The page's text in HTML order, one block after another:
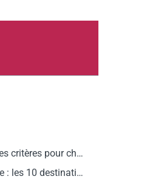
Harnais wing foil : les critères pour choisir l’équipement adapté aux femmes
Voyage de noce idée : les 10 destinations romantiques selon votre budget